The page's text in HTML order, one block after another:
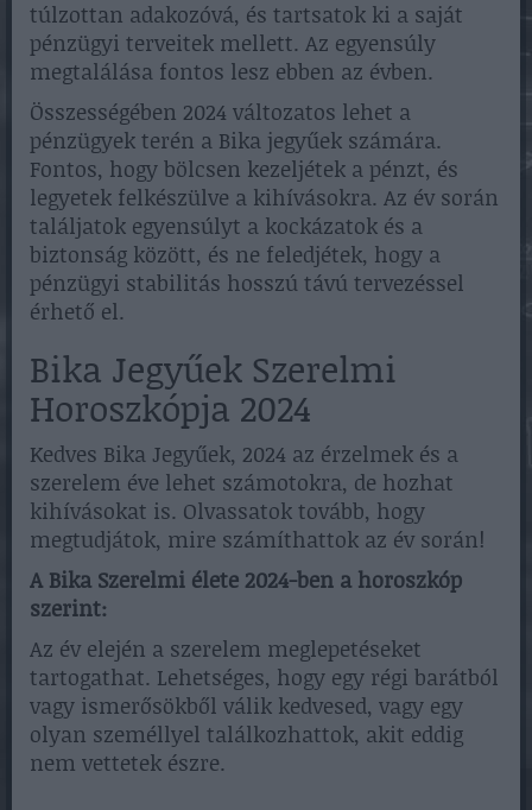
túlzottan adakozóvá, és tartsatok ki a saját
pénzügyi terveitek mellett. Az egyensúly
megtalálása fontos lesz ebben az évben.
Összességében 2024 változatos lehet a
pénzügyek terén a Bika jegyűek számára.
Fontos, hogy bölcsen kezeljétek a pénzt, és
legyetek felkészülve a kihívásokra. Az év során
találjatok egyensúlyt a kockázatok és a
biztonság között, és ne feledjétek, hogy a
pénzügyi stabilitás hosszú távú tervezéssel
érhető el.
Bika Jegyűek Szerelmi
Horoszkópja 2024
Kedves Bika Jegyűek, 2024 az érzelmek és a
szerelem éve lehet számotokra, de hozhat
kihívásokat is. Olvassatok tovább, hogy
megtudjátok, mire számíthattok az év során!
A Bika Szerelmi élete 2024-ben a horoszkóp
szerint:
Az év elején a szerelem meglepetéseket
tartogathat. Lehetséges, hogy egy régi barátból
vagy ismerősökből válik kedvesed, vagy egy
olyan személlyel találkozhattok, akit eddig
nem vettetek észre.